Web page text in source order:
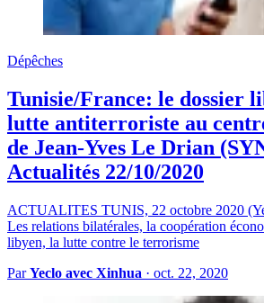
Dépêches
Tunisie/France: le dossier
lutte antiterroriste au
de Jean-Yves Le Drian
Actualités 22/10/2020
ACTUALITES TUNIS, 22 octobre 2020
Les relations bilatérales, la coopération
libyen, la lutte contre le terrorisme
ParYeclo avec Xinhua · oct. 22, 2020